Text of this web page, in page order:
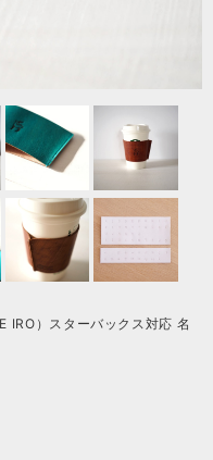
IRO）スターバックス対応 名